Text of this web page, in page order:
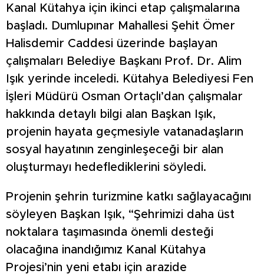
Kanal Kütahya için ikinci etap çalışmalarına
başladı. Dumlupınar Mahallesi Şehit Ömer
Halisdemir Caddesi üzerinde başlayan
çalışmaları Belediye Başkanı Prof. Dr. Alim
Işık yerinde inceledi. Kütahya Belediyesi Fen
İşleri Müdürü Osman Ortaçlı’dan çalışmalar
hakkında detaylı bilgi alan Başkan Işık,
projenin hayata geçmesiyle vatanadaşların
sosyal hayatının zenginleşeceği bir alan
oluşturmayı hedeflediklerini söyledi.
Projenin şehrin turizmine katkı sağlayacağını
söyleyen Başkan Işık, “Şehrimizi daha üst
noktalara taşımasında önemli desteği
olacağına inandığımız Kanal Kütahya
Projesi’nin yeni etabı için arazide